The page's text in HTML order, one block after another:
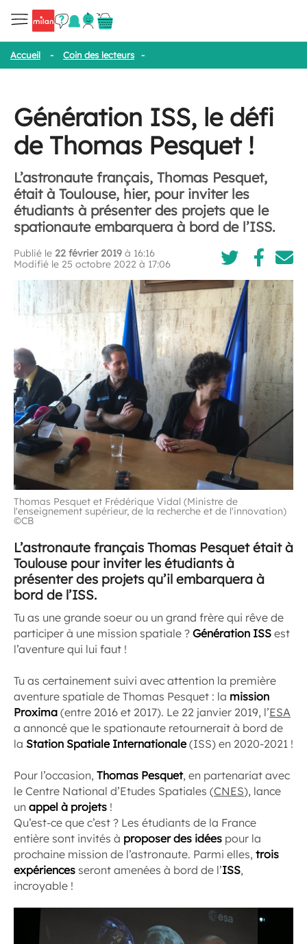
Accueil - Coin des lecteurs -
Génération ISS, le défi
de Thomas Pesquet !
L’astronaute français, Thomas Pesquet,
était à Toulouse, hier, pour inviter les
étudiants à présenter des projets que le
spationaute embarquera à bord de l’ISS.
Publié le 22 février 2019 à 16:16
Modifié le 25 octobre 2022 à 17:06
Thomas Pesquet et Frédérique Vidal (Ministre de
l'enseignement supérieur, de la recherche et de l'innovation)
©CB
L’astronaute français Thomas Pesquet était à
Toulouse pour inviter les étudiants à
présenter des projets qu’il embarquera à
bord de l’ISS.
Tu as une grande soeur ou un grand frère qui rêve de
participer à une mission spatiale ? Génération ISS est
l’aventure qui lui faut !
Tu as certainement suivi avec attention la première
aventure spatiale de Thomas Pesquet : la mission
Proxima (entre 2016 et 2017). Le 22 janvier 2019, l’ESA
a annoncé que le spationaute retournerait à bord de
la Station Spatiale Internationale(ISS) en 2020-2021 !
Pour l’occasion, Thomas Pesquet, en partenariat avec
le Centre National d’Etudes Spatiales (CNES), lance
un appel à projets !
Qu’est-ce que c’est ? Les étudiants de la France
entière sont invités à proposer des idées pour la
prochaine mission de l’astronaute. Parmi elles, trois
expériences seront amenées à bord de l’ISS,
incroyable !